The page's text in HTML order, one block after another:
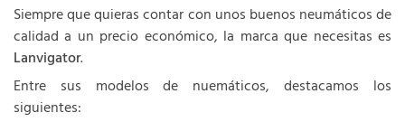
Siempre que quieras contar con unos buenos neumáticos de
calidad a un precio económico, la marca que necesitas es
Lanvigator.
Entre sus modelos de nuemáticos, destacamos los
siguientes: